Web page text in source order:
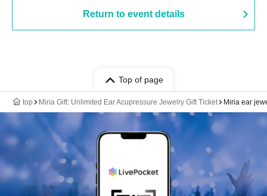
Return to event details
Top of page
top Miria Gift: Unlimited Ear Acupressure Jewelry Gift Ticket Miria ear